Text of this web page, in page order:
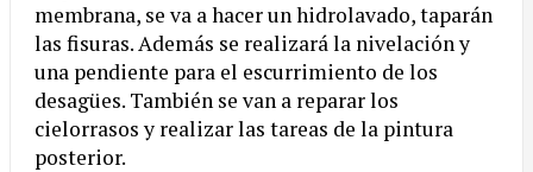
membrana, se va a hacer un hidrolavado, taparán
las fisuras. Además se realizará la nivelación y
una pendiente para el escurrimiento de los
desagües. También se van a reparar los
cielorrasos y realizar las tareas de la pintura
posterior.